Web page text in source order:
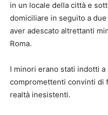
in un locale della città e
domiciliare in seguito a
aver adescato altrettanti
Roma.
I minori erano stati indotti
compromettenti convinti di
realtà inesistenti.